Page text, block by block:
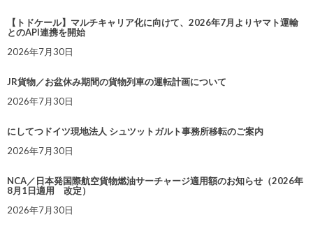
【トドケール】マルチキャリア化に向けて、2026年7月よりヤマト運輸
とのAPI連携を開始
2026年7月30日
JR貨物／お盆休み期間の貨物列車の運転計画について
2026年7月30日
にしてつドイツ現地法人 シュツットガルト事務所移転のご案内
2026年7月30日
NCA／日本発国際航空貨物燃油サーチャージ適用額のお知らせ（2026年
8月1日適用 改定）
2026年7月30日